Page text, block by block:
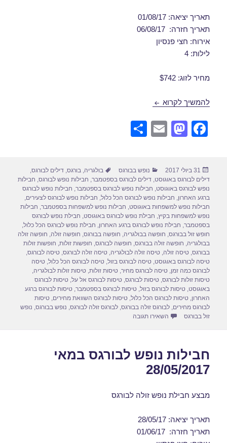
תאריך יציאה: 01/08/17
תאריך חזרה: 06/08/17
אירוח: חצי פנסיון
לילות: 4
מחיר לזוג: $742
להמשיך לקרוא חבילות נופש לבורגס באוגוסט 01/08/2017
F
e
b
o
o
k
M
o
d
o
n
E
e
פורסם
בתאריך
31 ביולי 2017 קטגוריות
נופש בבורגס תגיות
בולגריה,בורגס,דילים לבורגס,
דילים לבורגס באוגוסט,דילים לבורגס בספטמבר, חבילות נופש לבורגס, חבילות
נופש לבורגס באוגוסט, חבילות נופש לבורגס בספטמבר, חבילות נופש לבורגס
ברגע האחרון, חבילות נופש לבורגס הכל כלול, חבילות נופש לבורגס לצעירים,
חבילות נופש למשפחות באוגוסט, חבילות נופש למשפחות בספטמבר, חבילות
נופש למשפחות בקיץ, חבילת נופש לבורגס באוגוסט, חבילת נופש לבורגס
בספטמבר, חבילת נופש לבורגס ברגע האחרון, חבילת נופש לבורגס הכל כלול,
חופש זול בבורגס, חופשה בבולגריה, חופשה בבורגס, חופשה זולה, חופשה זולה
בבולגריה, חופשה זולה בבורגס, חופשה לבורגס, חופשות זולות, חופשות זולות
בבורגס,טיסה זולה,טיסה זולה לבולגריה,טיסה זולה לבורגס,טיסה לבורגס,
טיסה לבורגס באוגוסט,טיסה לבורגס בזול,טיסה לבורגס הכל כלול,טיסה
לבורגס כמה זמן,טיסה לבורגס מחיר,טיסות זולות,טיסות זולות לבולגריה,
טיסות זולות לבורגס,טיסות לבורגס,טיסות לבורגס אל על,טיסות לבורגס
באוגוסט,טיסות לבורגס בזול,טיסות לבורגס בספטמבר,טיסות לבורגס ברגע
האחרון,טיסות לבורגס הכל כלול,טיסות לבורגס השוואת מחירים,טיסות
לבורגס מחירים,לבורגס זולה בבורגס,לבורגס זולה לבורגס, נופש בבורגס, נופש
זול בבורגס
השאירו תגובה
חבילות נופש לבורגס במאי
28/05/2017
מבצע חבילת נופש זולה לבורגס
תאריך יציאה: 28/05/17
תאריך חזרה: 01/06/17